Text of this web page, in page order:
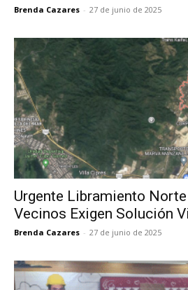
Brenda Cazares - 27 de junio de 2025
Urgente Libramiento
Vecinos Exigen Solución
Brenda Cazares - 27 de junio de 2025